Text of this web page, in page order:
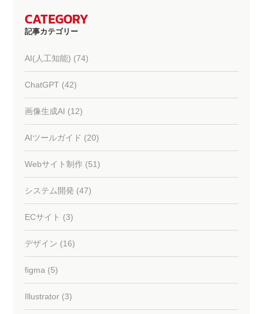
CATEGORY
記事カテゴリー
AI(人工知能) (74)
ChatGPT (42)
画像生成AI (12)
AIツールガイド (20)
Webサイト制作 (51)
システム開発 (47)
ECサイト (3)
デザイン (16)
figma (5)
Illustrator (3)